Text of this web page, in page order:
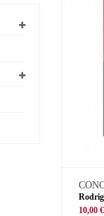
10,00 €